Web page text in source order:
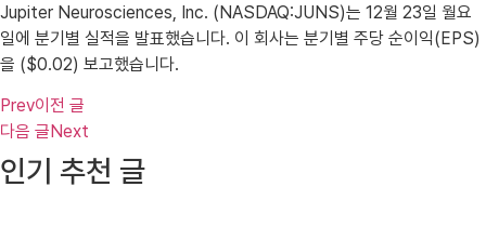
Jupiter Neurosciences, Inc. (NASDAQ:JUNS)는 12월 23일 월요
일에 분기별 실적을 발표했습니다. 이 회사는 분기별 주당 순이익(EPS)
을 ($0.02) 보고했습니다.
Prev이전 글
다음 글 Next
인기 추천 글